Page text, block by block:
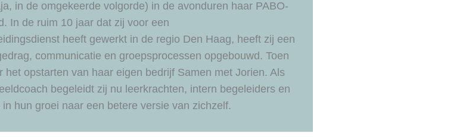
in de omgekeerde volgorde) in de avonduren haar PABO-
In de ruim 10 jaar dat zij voor een
heeft gewerkt in de regio Den Haag, heeft zij een
communicatie en groepsprocessen opgebouwd. Toen
het opstarten van haar eigen bedrijf Samen met Jorien. Als
begeleidt zij nu leerkrachten, intern begeleiders en
hun groei naar een betere versie van zichzelf.